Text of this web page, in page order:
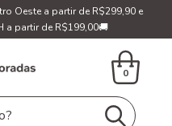
Oeste a partir de R$299,90 e
a partir de R$199,00🚚
0